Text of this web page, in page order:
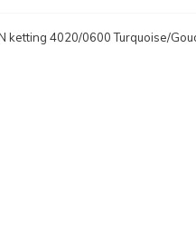
ketting 4020/0600 Turquoise/